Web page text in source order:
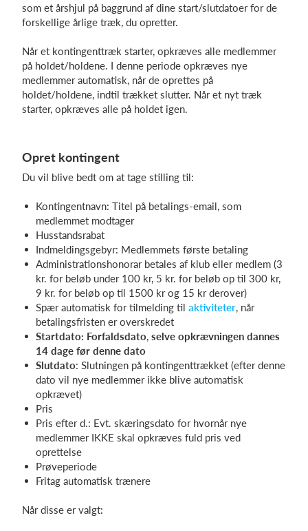
som et årshjul på baggrund af dine start/slutdatoer for de
forskellige årlige træk, du opretter.
Når et kontingenttræk starter, opkræves alle medlemmer
på holdet/holdene. I denne periode opkræves nye
medlemmer automatisk, når de oprettes på
holdet/holdene, indtil trækket slutter. Når et nyt træk
starter, opkræves alle på holdet igen.
Opret kontingent
Du vil blive bedt om at tage stilling til:
Kontingentnavn: Titel på betalings-email, som
medlemmet modtager
Husstandsrabat
Indmeldingsgebyr: Medlemmets første betaling
Administrationshonorar betales af klub eller medlem (3
kr. for beløb under 100 kr, 5 kr. for beløb op til 300 kr,
9 kr. for beløb op til 1500 kr og 15 kr derover)
Spær automatisk for tilmelding til aktiviteter, når
betalingsfristen er overskredet
Startdato: Forfaldsdato, selve opkrævningen dannes
14 dage før denne dato
Slutdato: Slutningen på kontingenttrækket (efter denne
dato vil nye medlemmer ikke blive automatisk
opkrævet)
Pris
Pris efter d.: Evt. skæringsdato for hvornår nye
medlemmer IKKE skal opkræves fuld pris ved
oprettelse
Prøveperiode
Fritag automatisk trænere
Når disse er valgt: